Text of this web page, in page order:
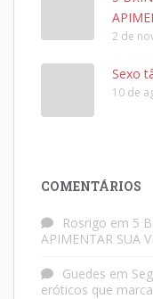
2 de
Sexo
10 de
COMENTÁRIOS
Rosrigo em 5
APIMENTAR SUA
Guedes em
eróticos que